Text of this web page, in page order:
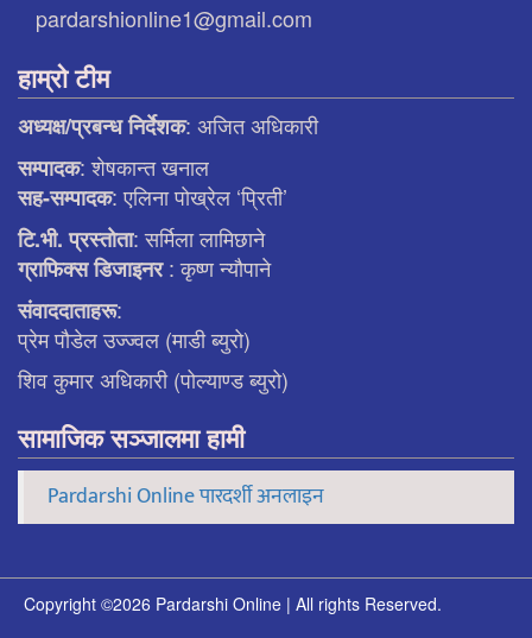
pardarshionline1@gmail.com
हाम्रो टीम
अध्यक्ष/प्रबन्ध निर्देशक: अजित अधिकारी
सम्पादक: शेषकान्त खनाल
सह-सम्पादक: एलिना पाेख्रेल ‘प्रिती’
टि.भी. प्रस्ताेता: सर्मिला लामिछाने
ग्राफिक्स डिजाइनर: कृष्ण न्याैपाने
संवाददाताहरू:
प्रेम पौडेल उज्ज्वल (माडी ब्युरो)
शिव कुमार अधिकारी (पोल्याण्ड ब्युरो)
सामाजिक सञ्जालमा हामी
Pardarshi Online पारदर्शी अनलाइन
Copyright ©2026 Pardarshi Online | All rights Reserved.